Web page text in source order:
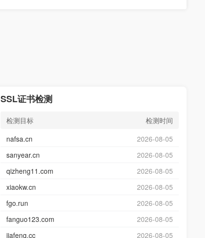
SSL证书检测
检测目标
检测时间
nafsa.cn
2026-08-05
sanyear.cn
2026-08-05
qizheng11.com
2026-08-05
xiaokw.cn
2026-08-05
fgo.run
2026-08-05
fanguo123.com
2026-08-05
jiafeng.cc
2026-08-05